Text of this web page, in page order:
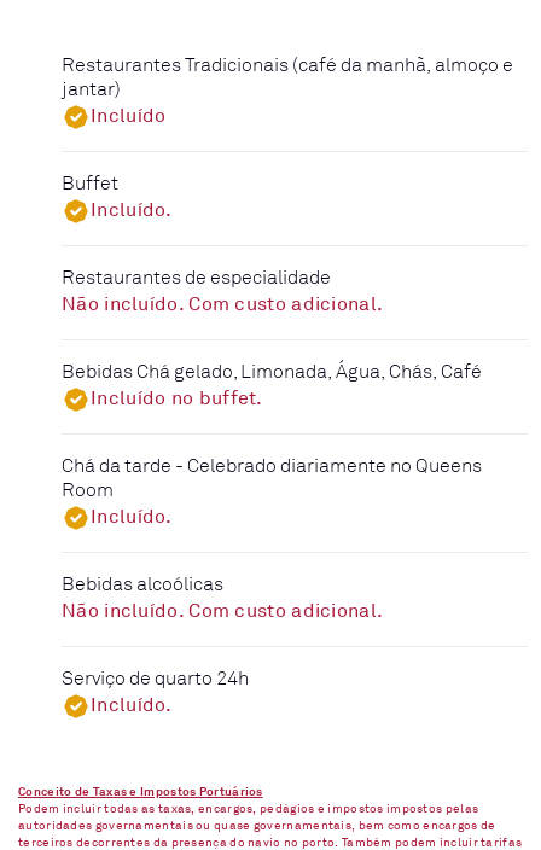
Restaurantes Tradicionais (café da manhã, almoço e
jantar)
Incluído
Buffet
Incluído.
Restaurantes de especialidade
Não incluído. Com custo adicional.
Bebidas Chá gelado, Limonada, Água, Chás, Café
Incluído no buffet.
Chá da tarde - Celebrado diariamente no Queens
Room
Incluído.
Bebidas alcoólicas
Não incluído. Com custo adicional.
Serviço de quarto 24h
Incluído.
Conceito de Taxas e Impostos Portuários
Podem incluir todas as taxas, encargos, pedágios e impostos impostos pelas
autoridades governamentais ou quase governamentais, bem como encargos de
terceiros decorrentes da presença do navio no porto. Também podem incluir tarifas